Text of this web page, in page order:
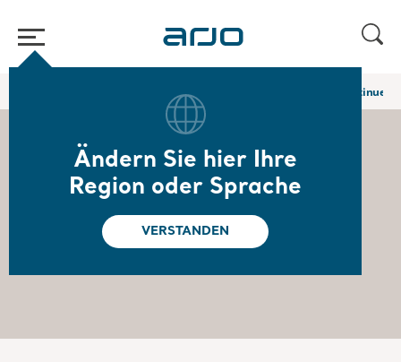
Ändern Sie hier Ihre
Region oder Sprache
VERSTANDEN
Huntleigh Healthcare Vascular Assessment (Discontinued)
Vascular Assessment
(Discontinued)